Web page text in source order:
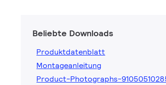
Beliebte Downloads
Produktdatenblatt
Montageanleitung
Product-Photographs-